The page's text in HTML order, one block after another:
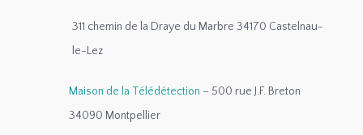
311 chemin de la Draye du Marbre 34170 Castelnau-
le-Lez
Maison de la Télédétection – 500 rue J.F. Breton
34090 Montpellier